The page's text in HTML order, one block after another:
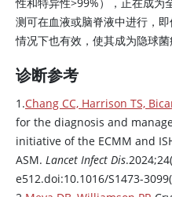
测可在血液或脑脊液中进行，
情况下也有效，使其成为隐球
诊断参考
1.Chang CC, Harrison TS,
for the diagnosis and
initiative of the ECMM and
ASM. Lancet Infect Dis
e512.doi:10.1016/S1473-